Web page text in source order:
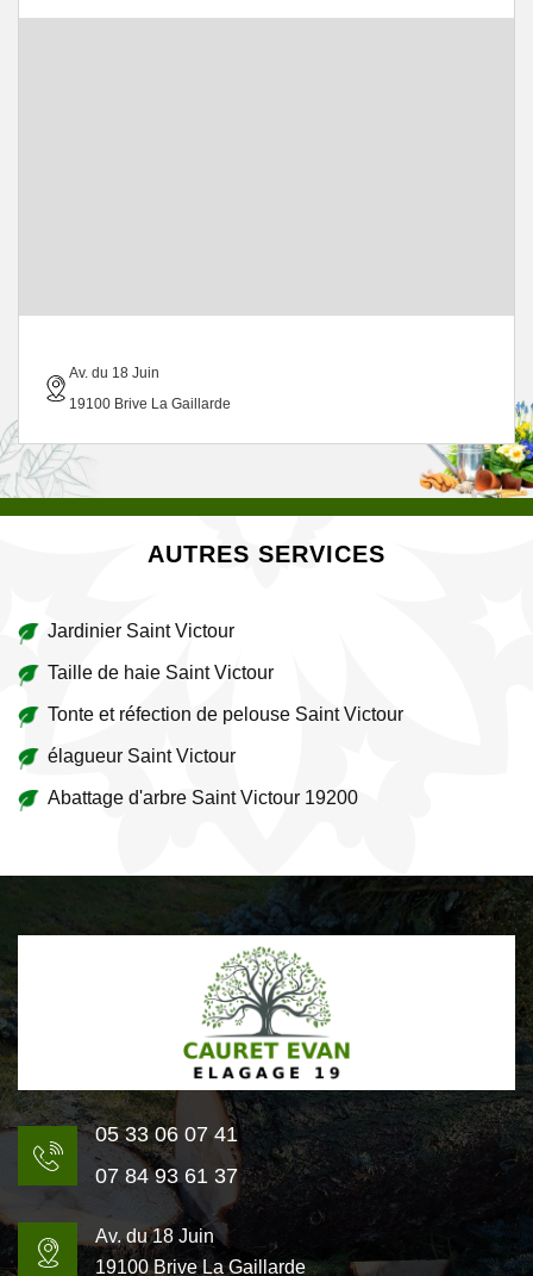
Av. du 18 Juin
19100 Brive La Gaillarde
AUTRES SERVICES
Jardinier Saint Victour
Taille de haie Saint Victour
Tonte et réfection de pelouse Saint Victour
élagueur Saint Victour
Abattage d'arbre Saint Victour 19200
05 33 06 07 41
07 84 93 61 37
Av. du 18 Juin
19100 Brive La Gaillarde